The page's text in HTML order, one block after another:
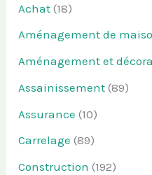
Achat (18)
Aménagement de
Aménagement et
Assainissement (89)
Assurance (10)
Carrelage (89)
Construction (192)